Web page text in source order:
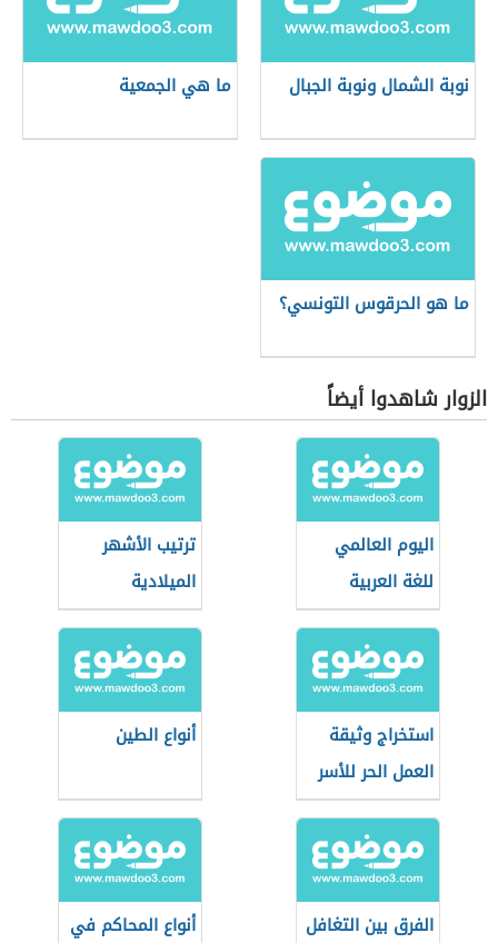
نوبة الشمال ونوبة الجبال ما هي الجمعية
ما هو الحرقوس التونسي؟
الزوار شاهدوا أيضاً
اليوم العالمي
للغة العربية
ترتيب الأشهر
الميلادية
استخراج وثيقة
العمل الحر للأسر
المنتجة
أنواع الطين
الفرق بين التغافل
أنواع المحاكم في